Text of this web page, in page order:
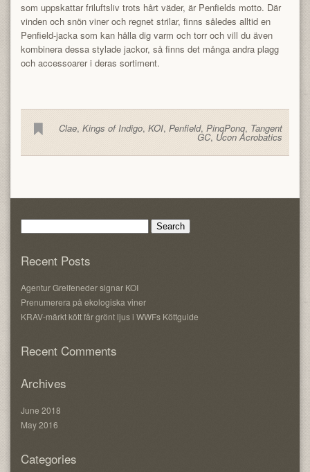
som uppskattar friluftsliv trots hårt väder, är Penfields motto. Där
vinden och snön viner och regnet strilar, finns således alltid en
Penfield-jacka som kan hålla dig varm och torr och vill du även
kombinera dessa stylade jackor, så finns det många andra plagg
och accessoarer i deras sortiment.
Clae,Kings of Indigo,KOI,Penfield,PinqPonq, Tangent
GC, Ucon Acrobatics
Search
for:
Recent Posts
Agentur Greifeneder signar KOI
Prenumerera på ekologiska viner
KRAV-märkt kött får grönt ljus i WWFs Köttguide
Recent Comments
Archives
June 2018
May 2016
Categories